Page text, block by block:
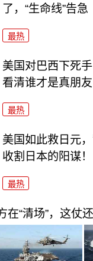
了，“生命线”告急
最热
美国对巴西下死
看清谁才是真朋友
最热
美国如此救日元
收割日本的阳谋！
最热
“清场”，这仗